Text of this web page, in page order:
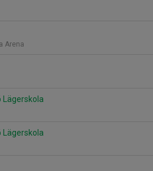
Arena
Lägerskola
Lägerskola